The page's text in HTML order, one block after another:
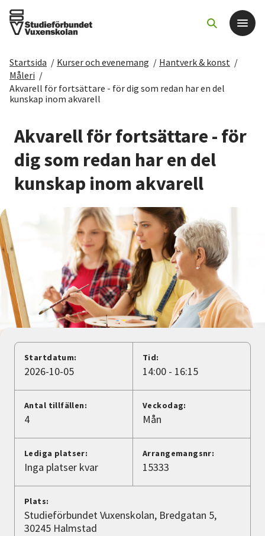
Det här gör vi
För dig som
Sök kurser och evenemang
Om SV
Starta studiecirkel
Cirkelledare
Nyheter
Avdelningar
Lyssna
Startsida / Kurser och evenemang / Hantverk & konst /
Måleri /
Akvarell för fortsättare - för dig som redan har en del
kunskap inom akvarell
Akvarell för fortsättare - för
dig som redan har en del
kunskap inom akvarell
Startdatum:
2026-10-05
Tid:
14:00 - 16:15
Antal tillfällen:
4
Veckodag:
Mån
Lediga platser:
Inga platser kvar
Arrangemangsnr:
15333
Plats:
Studieförbundet Vuxenskolan, Bredgatan 5,
30245 Halmstad